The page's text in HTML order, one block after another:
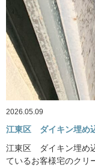
2026.05.09
江東区 ダイキン埋め
江東区 ダイキン埋め
ているお客様宅のクリ